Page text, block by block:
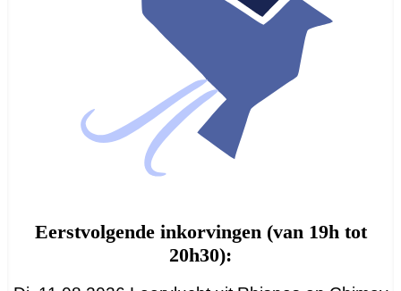
Eerstvolgende inkorvingen (van 19h tot
20h30):